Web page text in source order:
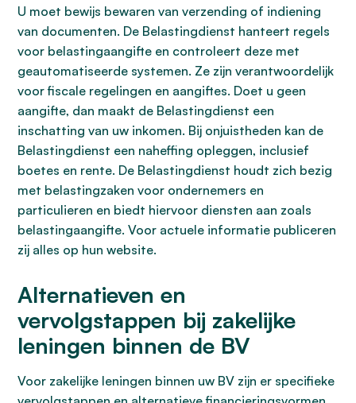
U moet bewijs bewaren van verzending of indiening
van documenten. De Belastingdienst hanteert regels
voor belastingaangifte en controleert deze met
geautomatiseerde systemen. Ze zijn verantwoordelijk
voor fiscale regelingen en aangiftes. Doet u geen
aangifte, dan maakt de Belastingdienst een
inschatting van uw inkomen. Bij onjuistheden kan de
Belastingdienst een naheffing opleggen, inclusief
boetes en rente. De Belastingdienst houdt zich bezig
met belastingzaken voor ondernemers en
particulieren en biedt hiervoor diensten aan zoals
belastingaangifte. Voor actuele informatie publiceren
zij alles op hun website.
Alternatieven en
vervolgstappen bij zakelijke
leningen binnen de BV
Voor zakelijke leningen binnen uw BV zijn er specifieke